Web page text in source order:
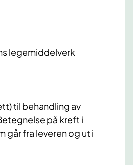
legemiddelverk
til behandling av
på kreft i
går fra leveren og ut i